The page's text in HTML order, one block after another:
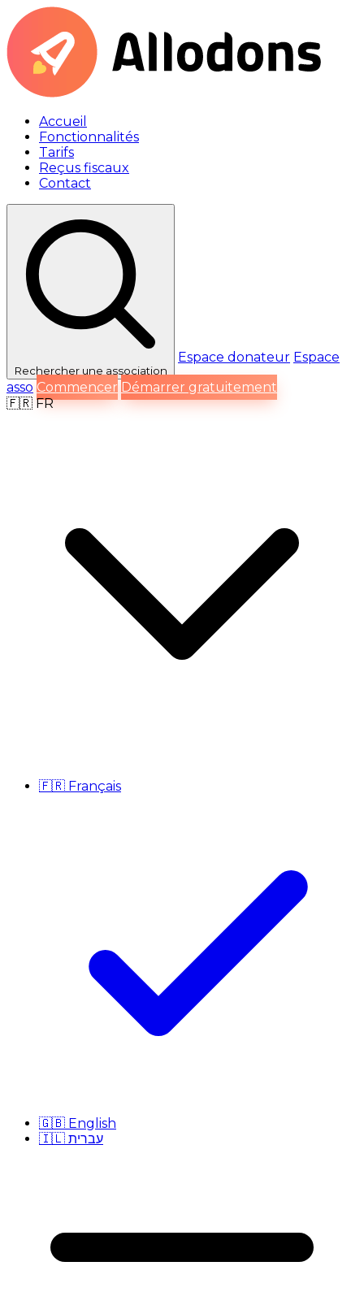
Accueil
Fonctionnalités
Tarifs
Reçus fiscaux
Contact
Rechercherune association
Espace donateur Espace
asso Commencer Démarrer gratuitement
🇫🇷 FR
🇫🇷 Français
🇬🇧 English
🇮🇱 עברית